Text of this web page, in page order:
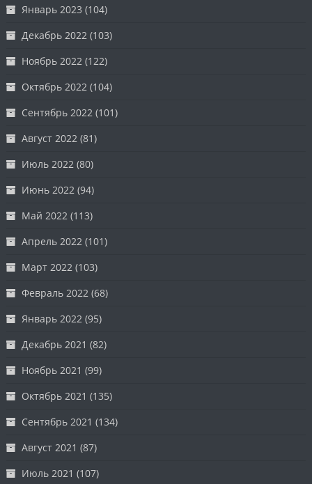
Январь 2023 (104)
Декабрь 2022 (103)
Ноябрь 2022 (122)
Октябрь 2022 (104)
Сентябрь 2022 (101)
Август 2022 (81)
Июль 2022 (80)
Июнь 2022 (94)
Май 2022 (113)
Апрель 2022 (101)
Март 2022 (103)
Февраль 2022 (68)
Январь 2022 (95)
Декабрь 2021 (82)
Ноябрь 2021 (99)
Октябрь 2021 (135)
Сентябрь 2021 (134)
Август 2021 (87)
Июль 2021 (107)